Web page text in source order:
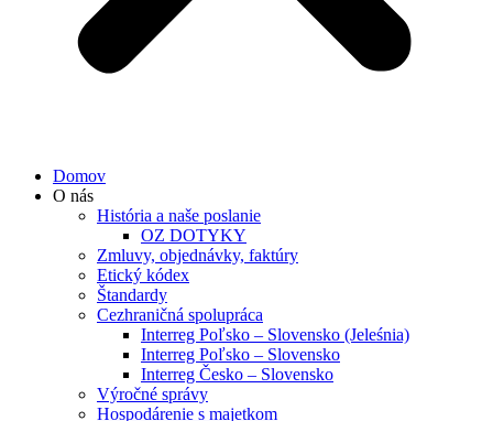
Domov
O nás
História a naše poslanie
OZ DOTYKY
Zmluvy, objednávky, faktúry
Etický kódex
Štandardy
Cezhraničná spolupráca
Interreg Poľsko – Slovensko (Jeleśnia)
Interreg Poľsko – Slovensko
Interreg Česko – Slovensko
Výročné správy
Hospodárenie s majetkom